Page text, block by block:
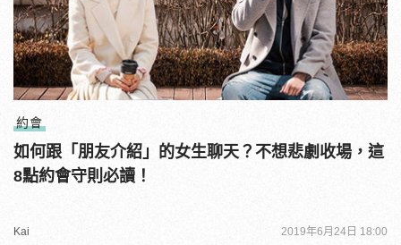
約會
如何跟「朋友介紹」的女生聊天？不想悲劇收場，這
8點約會守則必讀！
Kai 2019年6月24日 18:00